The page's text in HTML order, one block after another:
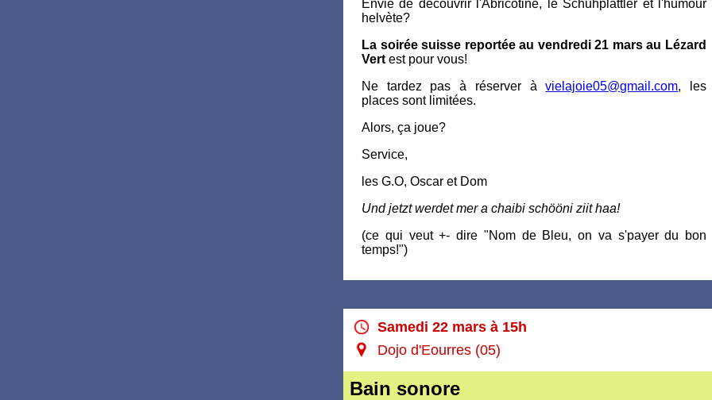
Envie de découvrir l'Abricotine, le Schuhplattler et l'humour
helvète?
La soirée suisse reportée au vendredi 21 mars au Lézard
Vert est pour vous!
Ne tardez pas à réserver àvielajoie05@gmail.com, les
places sont limitées.
Alors, ça joue?
Service,
les G.O, Oscar et Dom
Und jetzt werdet mer a chaibi schööni ziit haa!
(ce qui veut +- dire "Nom de Bleu, on va s'payer du bon
temps!")
Samedi 22 mars à 15h
Dojo d'Eourres (05)
Bain sonore